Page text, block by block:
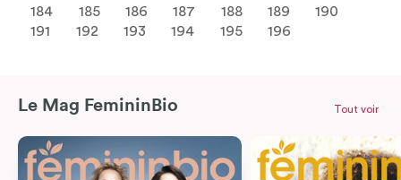
184
185 186 187 188 189
190
191
192 193 194 195 196
Le Mag FemininBio Tout voir